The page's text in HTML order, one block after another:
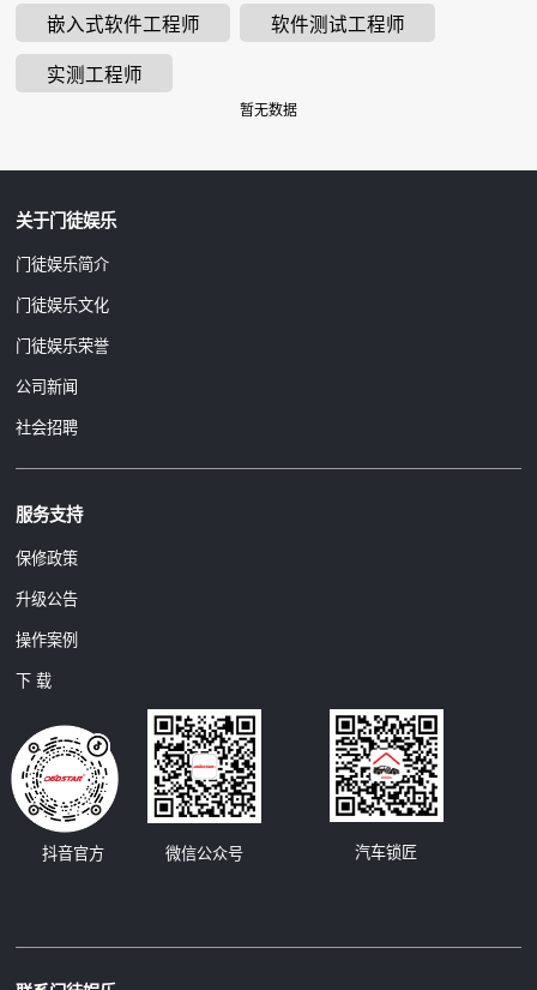
嵌入式软件工程师 软件测试工程师
实测工程师
暂无数据
关于门徒娱乐
门徒娱乐简介
门徒娱乐文化
门徒娱乐荣誉
公司新闻
社会招聘
服务支持
保修政策
升级公告
操作案例
下 载
微信公众号
抖音官方 汽车锁匠